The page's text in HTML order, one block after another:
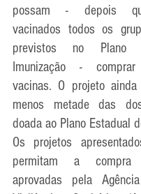
possam - depois
vacinados todos os
previstos no Plano
Imunização -
vacinas. O projeto
menos metade das
doada ao Plano Estadual
Os projetos
permitam a
aprovadas pela